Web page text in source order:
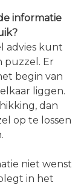
informatie
advies kunt
puzzel. Er
begin van
liggen.
dan
op te lossen
niet wenst
in het